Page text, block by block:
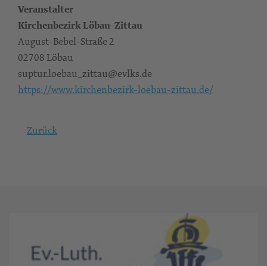
Veranstalter
Kirchenbezirk Löbau-Zittau
August-Bebel-Straße 2
02708 Löbau
suptur.loebau_zittau@evlks.de
https://www.kirchenbezirk-loebau-zittau.de/
Zurück